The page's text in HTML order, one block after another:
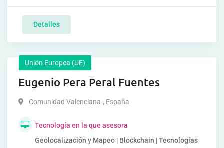
Detalles
Unión Europea (UE)
Eugenio Pera Peral Fuentes
Comunidad Valenciana-, España
Tecnología en la que asesora
Geolocalización y Mapeo | Blockchain | Tecnologías